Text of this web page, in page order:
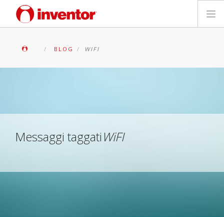
Biblioteca multimediale
Ricerca
BLOG WIFI
Messaggi taggati WiFI